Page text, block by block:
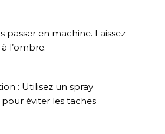
passer en machine. Laissez
l’ombre.
: Utilisez un spray
éviter les taches